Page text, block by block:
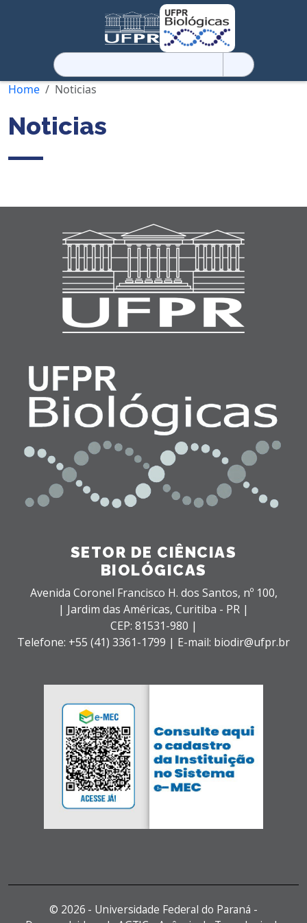
Pesquisar
por:
Home
Noticias
Noticias
SETOR DE CIÊNCIAS
BIOLÓGICAS
Avenida Coronel Francisco H. dos Santos, nº 100,
| Jardim das Américas, Curitiba - PR |
CEP: 81531-980 |
Telefone: +55 (41) 3361-1799 | E-mail: biodir@ufpr.br
© 2026 - Universidade Federal do Paraná -